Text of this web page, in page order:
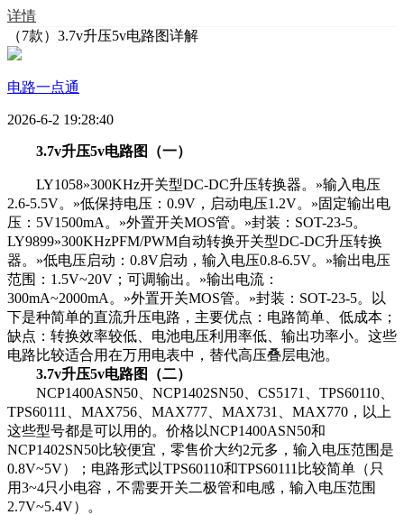
详情
（7款）3.7v升压5v电路图详解
电路一点通
2026-6-2 19:28:40
3.7v升压5v电路图（一）
LY1058»300KHz开关型DC-DC升压转换器。»输入电压
2.6-5.5V。»低保持电压：0.9V，启动电压1.2V。»固定输出电
压：5V1500mA。»外置开关MOS管。»封装：SOT-23-5。
LY9899»300KHzPFM/PWM自动转换开关型DC-DC升压转换
器。»低电压启动：0.8V启动，输入电压0.8-6.5V。»输出电压
范围：1.5V~20V；可调输出。»输出电流：
300mA~2000mA。»外置开关MOS管。»封装：SOT-23-5。以
下是种简单的直流升压电路，主要优点：电路简单、低成本；
缺点：转换效率较低、电池电压利用率低、输出功率小。这些
电路比较适合用在万用电表中，替代高压叠层电池。
3.7v升压5v电路图（二）
NCP1400ASN50、NCP1402SN50、CS5171、TPS60110、
TPS60111、MAX756、MAX777、MAX731、MAX770，以上
这些型号都是可以用的。价格以NCP1400ASN50和
NCP1402SN50比较便宜，零售价大约2元多，输入电压范围是
0.8V~5V）；电路形式以TPS60110和TPS60111比较简单（只
用3~4只小电容，不需要开关二极管和电感，输入电压范围
2.7V~5.4V）。